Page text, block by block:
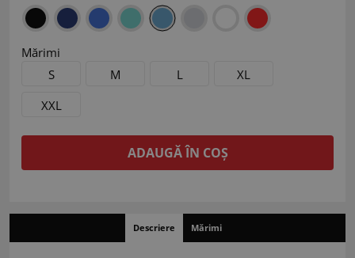
Mărimi
S
M L
XL
XXL
ADAUGĂ ÎN COȘ
Descriere Mărimi